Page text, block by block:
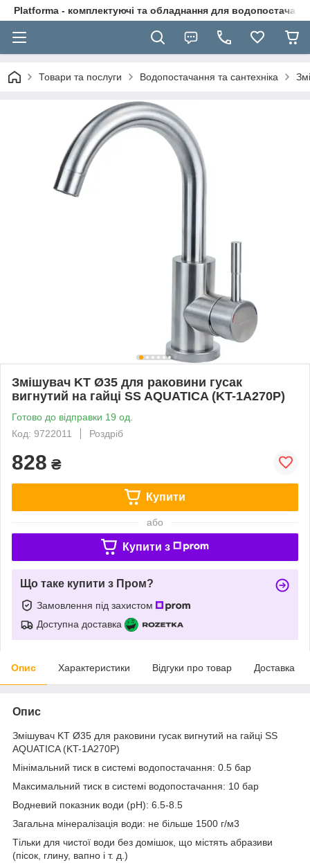
Platforma - комплектуючі та обладнання для
Товари та послуги Водопостачання та сантехніка
Змішувач KT Ø35 для раковини гусак
вигнутий на гайці SS AQUATICA (KT-1A270P)
Готово до відправки 19 од.
Код: 9722011
Роздріб
828 ₴
Купити
або
Купити з
Що таке купити з Пром?
Замовлення під захистом
Доступна доставка
Опис Характеристики Відгуки про товар Доставка
Опис
Змішувач KT Ø35 для раковини гусак вигнутий на гайці SS
AQUATICA (KT-1A270P)
Мінімальний тиск в системі водопостачання: 0.5 бар
Максимальний тиск в системі водопостачання: 10 бар
Водневий показник води (pH): 6.5-8.5
Загальна мінералізація води: не більше 1500 г/м3
Тільки для чистої води без домішок, що містять абразиви
(пісок, глину, вапно і т. д.)